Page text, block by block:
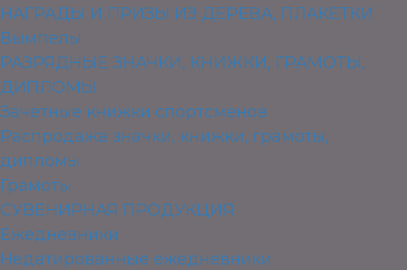
НАГРАДЫ И ПРИЗЫ ИЗ ДЕРЕВА, ПЛАКЕТКИ
Вымпелы
РАЗРЯДНЫЕ ЗНАЧКИ, КНИЖКИ, ГРАМОТЫ,
ДИПЛОМЫ
Зачетные книжки спортсменов
Распродажа значки, книжки, грамоты,
дипломы
Грамоты
СУВЕНИРНАЯ ПРОДУКЦИЯ
Ежедневники
Недатированные ежедневники